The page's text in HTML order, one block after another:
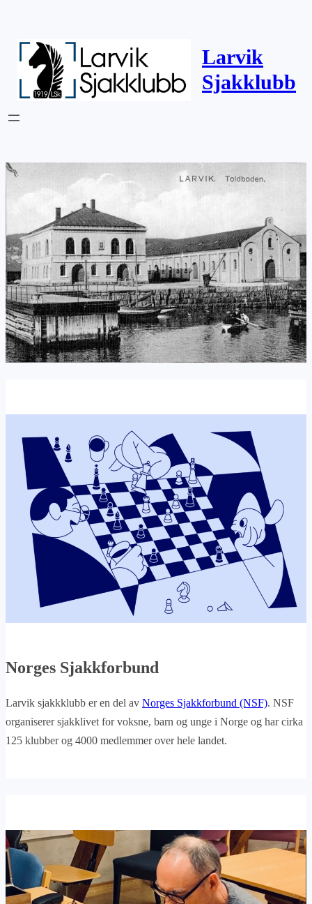
Larvik
Sjakklubb
Norges Sjakkforbund
Larvik sjakkklubb er en del av Norges Sjakkforbund (NSF). NSF
organiserer sjakklivet for voksne, barn og unge i Norge og har cirka
125 klubber og 4000 medlemmer over hele landet.